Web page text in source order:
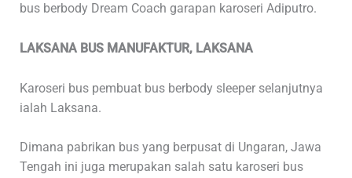
bus berbody Dream Coach garapan karoseri Adiputro.
LAKSANA BUS MANUFAKTUR, LAKSANA
Karoseri bus pembuat bus berbody sleeper selanjutnya
ialah Laksana.
Dimana pabrikan bus yang berpusat di Ungaran, Jawa
Tengah ini juga merupakan salah satu karoseri bus